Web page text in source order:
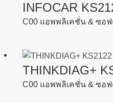
INFOCAR
C00 แอพพลิเคชั่น & ซอฟ
THINKDIAG+
C00 แอพพลิเคชั่น & ซอฟ